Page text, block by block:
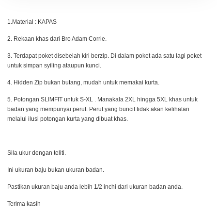
1.Material : KAPAS
2. Rekaan khas dari Bro Adam Corrie.
3. Terdapat poket disebelah kiri berzip. Di dalam poket ada satu lagi poket
untuk simpan syiling ataupun kunci.
4. Hidden Zip bukan butang, mudah untuk memakai kurta.
5. Potongan SLIMFIT untuk S-XL . Manakala 2XL hingga 5XL khas untuk
badan yang mempunyai perut. Perut yang buncit tidak akan kelihatan
melalui ilusi potongan kurta yang dibuat khas.
Sila ukur dengan teliti.
Ini ukuran baju bukan ukuran badan.
Pastikan ukuran baju anda lebih 1/2 inchi dari ukuran badan anda.
Terima kasih